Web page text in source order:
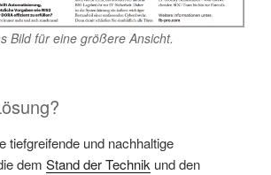
Bild für eine größere Ansicht.
tiefgreifende und nachhaltige
dem Stand der Technik und den